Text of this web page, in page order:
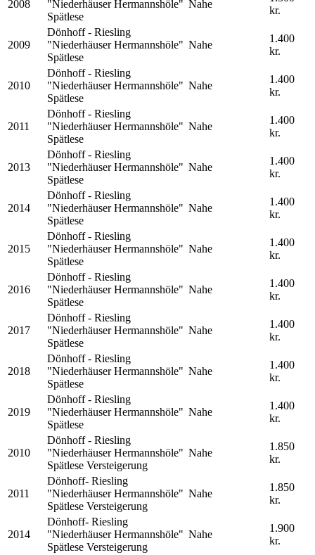
2008
"Niederhäuser Hermannshöle"
Spätlese
Nahe
kr.
2009
Dönhoff - Riesling
"Niederhäuser Hermannshöle"
Spätlese
Nahe
1.400
kr.
2010
Dönhoff - Riesling
"Niederhäuser Hermannshöle"
Spätlese
Nahe
1.400
kr.
2011
Dönhoff - Riesling
"Niederhäuser Hermannshöle"
Spätlese
Nahe
1.400
kr.
2013
Dönhoff - Riesling
"Niederhäuser Hermannshöle"
Spätlese
Nahe
1.400
kr.
2014
Dönhoff - Riesling
"Niederhäuser Hermannshöle"
Spätlese
Nahe
1.400
kr.
2015
Dönhoff - Riesling
"Niederhäuser Hermannshöle"
Spätlese
Nahe
1.400
kr.
2016
Dönhoff - Riesling
"Niederhäuser Hermannshöle"
Spätlese
Nahe
1.400
kr.
2017
Dönhoff - Riesling
"Niederhäuser Hermannshöle"
Spätlese
Nahe
1.400
kr.
2018
Dönhoff - Riesling
"Niederhäuser Hermannshöle"
Spätlese
Nahe
1.400
kr.
2019
Dönhoff - Riesling
"Niederhäuser Hermannshöle"
Spätlese
Nahe
1.400
kr.
2010
Dönhoff - Riesling
"Niederhäuser Hermannshöle"
Spätlese Versteigerung
Nahe
1.850
kr.
2011
Dönhoff- Riesling
"Niederhäuser Hermannshöle"
Spätlese Versteigerung
Nahe
1.850
kr.
2014
Dönhoff- Riesling
"Niederhäuser Hermannshöle"
Spätlese Versteigerung
Nahe
1.900
kr.